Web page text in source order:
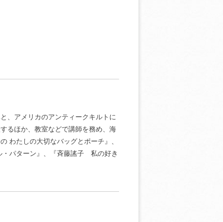
、アメリカのアンティークキルトに
るほか、教室などで講師を務め、海
わたしの大切なバッグとポーチ』、
・パターン』、『斉藤謠子 私の好き